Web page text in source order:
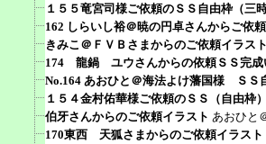
１５５竜宮司様ご依頼のＳＳ自由枠（三時
162 しらいし裕＠暁の円卓さんからご依
きみこ＠ＦＶＢさまからのご依頼イラスト
174 龍鍋 ユウさんからの依頼ＳＳ完成
No.164 あおひと＠海法よけ藩国様 ＳＳ
１５４金村佑華様ご依頼のＳＳ（自由枠
伯牙さんからのご依頼イラスト あおひと
170東西 天狐さまからのご依頼イラスト